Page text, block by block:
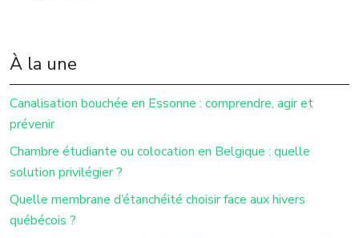
À la une
Canalisation bouchée en Essonne : comprendre, agir et
prévenir
Chambre étudiante ou colocation en Belgique : quelle
solution privilégier ?
Quelle membrane d’étanchéité choisir face aux hivers
québécois ?